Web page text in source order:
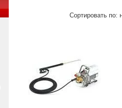
Сортировать по: